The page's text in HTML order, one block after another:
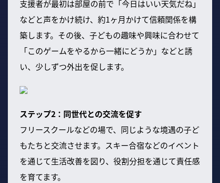
支援者が最初は部屋の前で「今日はいい天気だね」
などと声をかけ続け、約1ヶ月かけて信頼関係を構
築します。その後、子どもの趣味や興味に合わせて
「このゲームをやるから一緒にどうか」などと誘
い、少しずつ外出を促します。
ステップ2：同世代との交流を促す
フリースクールなどの場で、同じような境遇の子ど
もたちと交流させます。スキー合宿などのイベント
を通じて生活改善を図り、役割分担を通じて責任感
を育てます。